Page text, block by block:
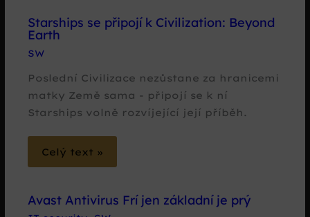
Starships se připojí k Civilization: Beyond
Earth
SW
Poslední Civilizace nezůstane za hranicemi
matky Země sama - připojí se k ní
Starships volně rozvíjející její příběh.
Celý text »
Avast Antivirus Frí jen základní je prý